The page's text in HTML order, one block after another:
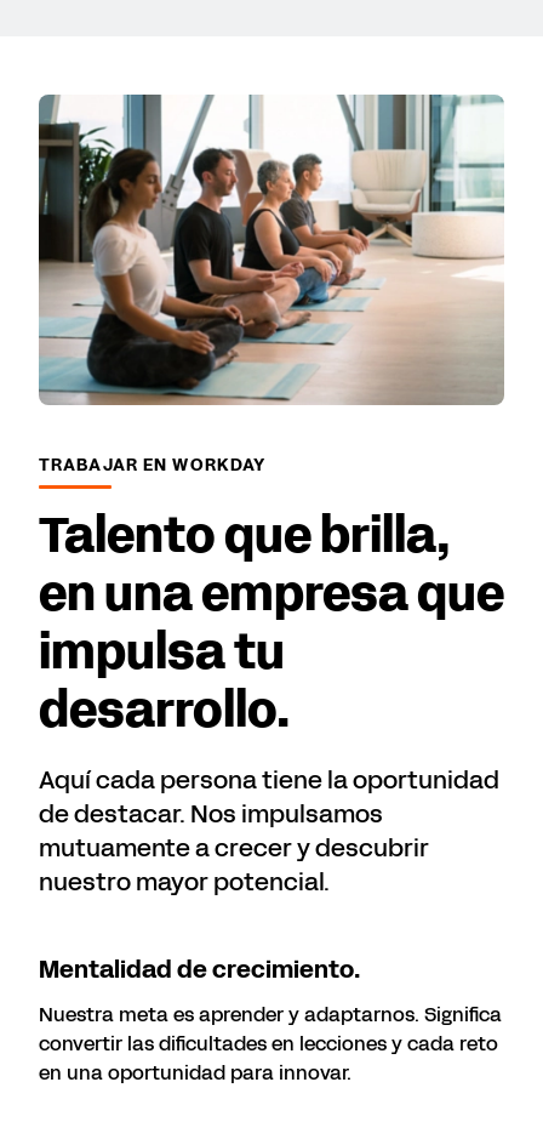
TRABAJAR EN WORKDAY
Talento que brilla,
en una empresa que
impulsa tu
desarrollo.
Aquí cada persona tiene la oportunidad
de destacar. Nos impulsamos
mutuamente a crecer y descubrir
nuestro mayor potencial.
Mentalidad de crecimiento.
Nuestra meta es aprender y adaptarnos. Significa
convertir las dificultades en lecciones y cada reto
en una oportunidad para innovar.